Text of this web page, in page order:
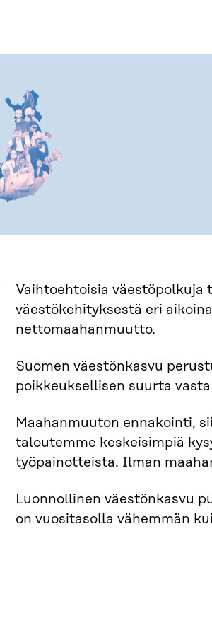
Vaihtoehtoisia
väestökehityksestä eri
nettomaahanmuutto.
Suomen väestönkasvu
poikkeuksellisen suurta
Maahanmuuton ennakointi,
taloutemme keskeisimpiä
työpainotteista. Ilman
Luonnollinen väestönkasvu
on vuositasolla vähemmän